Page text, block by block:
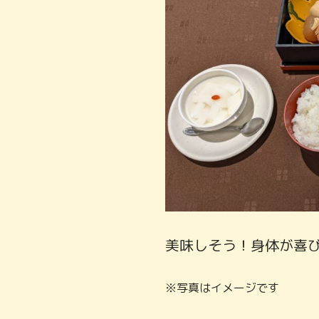
美味しそう！身体が喜
※写真はイメージです